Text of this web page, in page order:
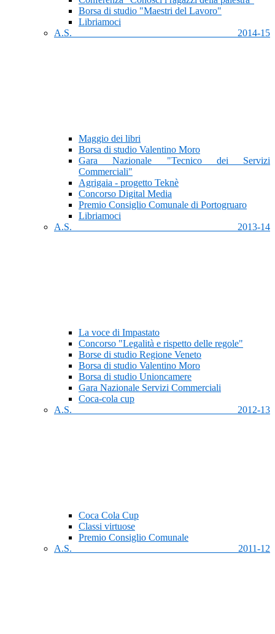
Borsa di studio "Maestri del Lavoro"
Libriamoci
A.S. 2014-15
Maggio dei libri
Borsa di studio Valentino Moro
Gara Nazionale "Tecnico dei Servizi
Commerciali"
Agrigaia - progetto Teknè
Concorso Digital Media
Premio Consiglio Comunale di Portogruaro
Libriamoci
A.S. 2013-14
La voce di Impastato
Concorso "Legalità e rispetto delle regole"
Borse di studio Regione Veneto
Borsa di studio Valentino Moro
Borsa di studio Unioncamere
Gara Nazionale Servizi Commerciali
Coca-cola cup
A.S. 2012-13
Coca Cola Cup
Classi virtuose
Premio Consiglio Comunale
A.S. 2011-12